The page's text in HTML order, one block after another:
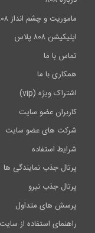
ماموریت و چشم انداز ۸۰۸
اپلیکیشن ۸۰۸ پلاس
تماس با ما
همکاری با ما
اشتراک ویژه (vip)
کاربران عضو سایت
شرکت های عضو سایت
شرایط استفاده
پرتال جذب نمایندگی ها
پرتال جذب نیرو
پرسش های متداول
راهنمای استفاده از سایت